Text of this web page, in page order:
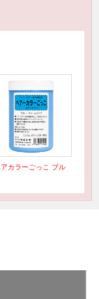
カラーごっこ ブル